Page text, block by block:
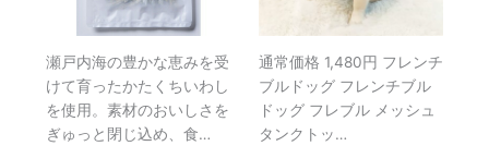
瀬戸内海の豊かな恵みを受
けて育ったかたくちいわし
を使用。素材のおいしさを
ぎゅっと閉じ込め、食…
通常価格 1,480円 フレンチ
ブルドッグ フレンチブル
ドッグ フレブル メッシュ
タンクトッ…